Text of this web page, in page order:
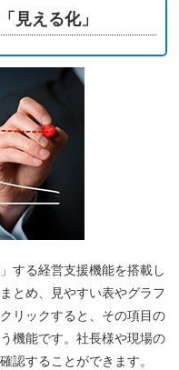
見える化」
する経営支援機能を搭載し
とめ、見やすい表やグラフ
リックすると、その項目の
機能です。社長様や現場の
認することができます。